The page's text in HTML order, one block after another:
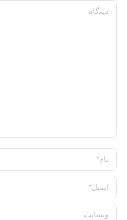
دیدگاه
نام *
ایمیل *
وبسایت